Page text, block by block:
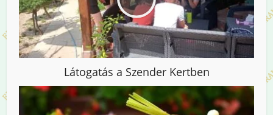
Látogatás a Szender Kertben